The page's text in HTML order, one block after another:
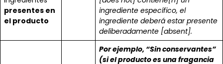
presentes en
el producto
ingrediente específico, el
ingrediente deberá estar presente
deliberadamente [absent].
Por ejemplo, “Sin conservantes”
(si el producto es una fragancia